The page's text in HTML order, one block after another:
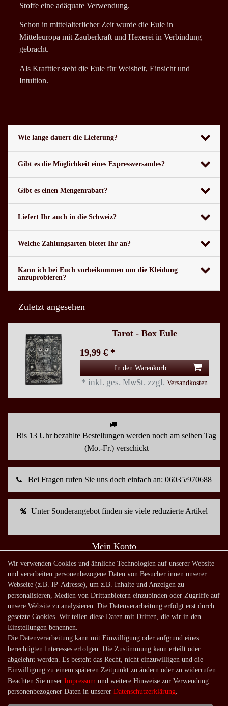
Stoffe eine adäquate Verwendung.
Schon in mittelalterlicher Zeit wurde die Eule in
Mitteleuropa mit Zauberkraft und Hexerei in Verbindung
gebracht.
Als Krafttier steht die Eule für Weisheit, Einsicht und
Intuition.
Wie lange dauert die Lieferung?
Gibt es die Möglichkeit eines Expressversandes?
Gibt es einen Mengenrabatt?
Liefert Ihr auch in die Schweiz?
Welche Zahlungsarten bietet Ihr an?
Kann ich bei Euch vorbeikommen um die Kleidung
anzuprobieren?
Zuletzt angesehen
Tarot - Box Eule
19,99 € *
In den Warenkorb
* inkl. ges. MwSt. zzgl. Versandkosten
Bis 13 Uhr bezahlte Bestellungen werden noch am selben Tag
(Mo.-Fr.) verschickt
Bei Fragen rufen Sie uns doch einfach an: 06035/970688
Unter Sonderangebot finden sie viele reduzierte Artikel
Mein Konto
Warenkorb
Zur Kasse
Mein Konto
Registrieren
Shop
Lagerverkauf
Zahlungsarten
Versandarten und -kosten
Wir verwenden Cookies und ähnliche Technologien auf unserer Website
und verarbeiten personenbezogene Daten von Besucher:innen unserer
Webseite (z.B. IP-Adresse), um z.B. Inhalte und Anzeigen zu
personalisieren, Medien von Drittanbietern einzubinden oder Zugriffe auf
unsere Website zu analysieren. Die Datenverarbeitung erfolgt erst durch
gesetzte Cookies. Wir teilen diese Daten mit Dritten, die wir in den
Einstellungen benennen.
Die Datenverarbeitung kann mit Einwilligung oder aufgrund eines
berechtigten Interesses erfolgen. Die Zustimmung kann erteilt oder
abgelehnt werden. Es besteht das Recht, nicht einzuwilligen und die
Einwilligung zu einem späteren Zeitpunkt zu ändern oder zu widerrufen.
Beachten Sie unser Impressum und weitere Hinweise zur Verwendung
personenbezogener Daten in unserer Daten­schutz­erklärung.